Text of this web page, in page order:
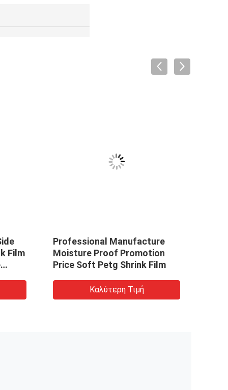
Film
Professional Manufacture
Moisture Proof Promotion
Price Soft Petg Shrink Film
Καλύτερη Τιμή